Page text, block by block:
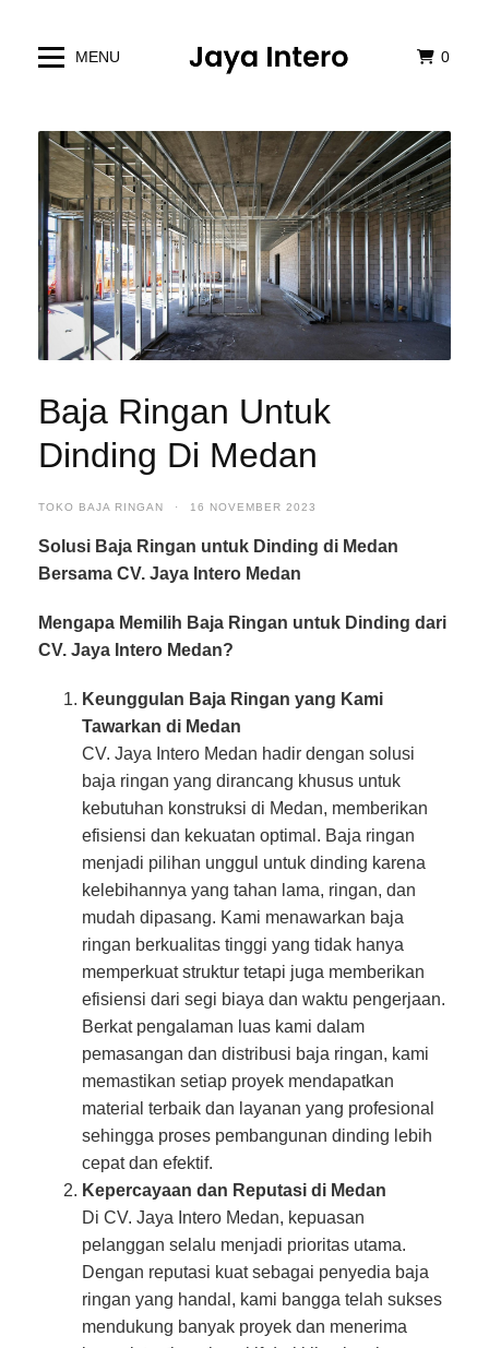
MENU 0
Baja Ringan Untuk
Dinding Di Medan
TOKO BAJA RINGAN · 16 NOVEMBER 2023
Solusi Baja Ringan untuk Dinding di Medan
Bersama CV. Jaya Intero Medan
Mengapa Memilih Baja Ringan untuk Dinding dari
CV. Jaya Intero Medan?
Keunggulan Baja Ringan yang Kami
Tawarkan di Medan
CV. Jaya Intero Medan hadir dengan solusi
baja ringan yang dirancang khusus untuk
kebutuhan konstruksi di Medan, memberikan
efisiensi dan kekuatan optimal. Baja ringan
menjadi pilihan unggul untuk dinding karena
kelebihannya yang tahan lama, ringan, dan
mudah dipasang. Kami menawarkan baja
ringan berkualitas tinggi yang tidak hanya
memperkuat struktur tetapi juga memberikan
efisiensi dari segi biaya dan waktu pengerjaan.
Berkat pengalaman luas kami dalam
pemasangan dan distribusi baja ringan, kami
memastikan setiap proyek mendapatkan
material terbaik dan layanan yang profesional
sehingga proses pembangunan dinding lebih
cepat dan efektif.
Kepercayaan dan Reputasi di Medan
Di CV. Jaya Intero Medan, kepuasan
pelanggan selalu menjadi prioritas utama.
Dengan reputasi kuat sebagai penyedia baja
ringan yang handal, kami bangga telah sukses
mendukung banyak proyek dan menerima